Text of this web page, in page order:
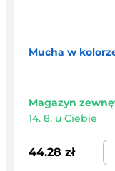
Mucha w
Magazyn
14. 8. u Ciebie
44.28 zł